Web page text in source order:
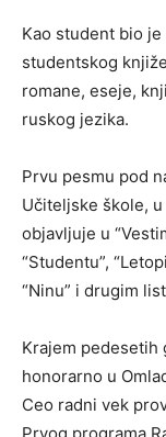
Kao student bio
studentskog
romane, eseje,
ruskog jezika.
Prvu pesmu pod
Učiteljske škole, u
objavljuje u
“Studentu”,
“Ninu” i drugim
Krajem pedesetih
honorarno u
Ceo radni vek